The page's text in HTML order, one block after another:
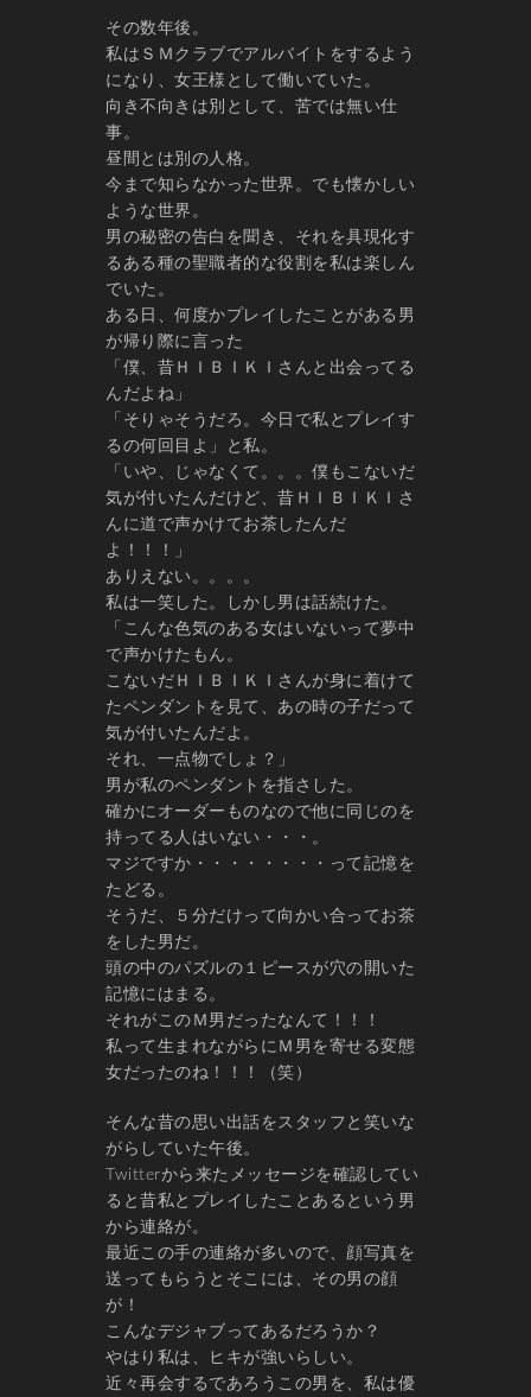
その数年後。
私はＳＭクラブでアルバイトをするよう
になり、女王様として働いていた。
向き不向きは別として、苦では無い仕
事。
昼間とは別の人格。
今まで知らなかった世界。でも懐かしい
ような世界。
男の秘密の告白を聞き、それを具現化す
るある種の聖職者的な役割を私は楽しん
でいた。
ある日、何度かプレイしたことがある男
が帰り際に言った
「僕、昔ＨＩＢＩＫＩさんと出会ってる
んだよね」
「そりゃそうだろ。今日で私とプレイす
るの何回目よ」と私。
「いや、じゃなくて。。。僕もこないだ
気が付いたんだけど、昔ＨＩＢＩＫＩさ
んに道で声かけてお茶したんだ
よ！！！」
ありえない。。。。
私は一笑した。しかし男は話続けた。
「こんな色気のある女はいないって夢中
で声かけたもん。
こないだＨＩＢＩＫＩさんが身に着けて
たペンダントを見て、あの時の子だって
気が付いたんだよ。
それ、一点物でしょ？」
男が私のペンダントを指さした。
確かにオーダーものなので他に同じのを
持ってる人はいない・・・。
マジですか・・・・・・・・って記憶を
たどる。
そうだ、５分だけって向かい合ってお茶
をした男だ。
頭の中のパズルの１ピースが穴の開いた
記憶にはまる。
それがこのＭ男だったなんて！！！
私って生まれながらにＭ男を寄せる変態
女だったのね！！！（笑）
そんな昔の思い出話をスタッフと笑いな
がらしていた午後。
Twitterから来たメッセージを確認してい
ると昔私とプレイしたことあるという男
から連絡が。
最近この手の連絡が多いので、顔写真を
送ってもらうとそこには、その男の顔
が！
こんなデジャブってあるだろうか？
やはり私は、ヒキが強いらしい。
近々再会するであろうこの男を、私は優